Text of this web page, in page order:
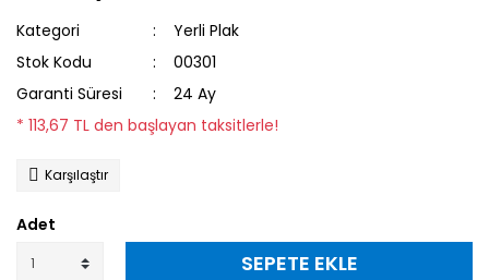
Kategori
Yerli Plak
Stok Kodu
00301
Garanti Süresi
24 Ay
* 113,67 TL den başlayan taksitlerle!
Karşılaştır
Adet
SEPETE EKLE